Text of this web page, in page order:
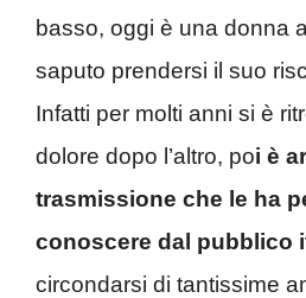
basso, oggi è una donna
saputo prendersi il suo
Infatti per molti anni si è
dolore dopo l’altro, poi è
trasmissione che le ha
conoscere dal pubblico
circondarsi di tantissime